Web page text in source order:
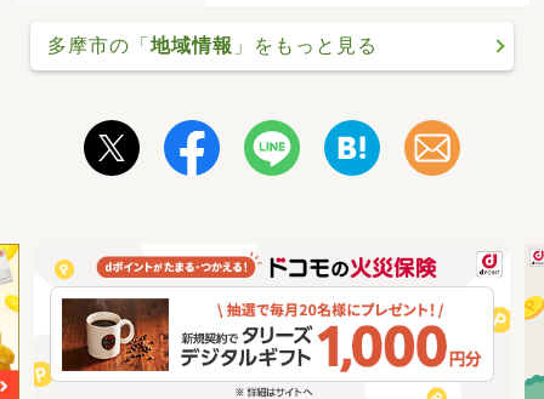
多摩市の「 地域情報 」をもっと見る